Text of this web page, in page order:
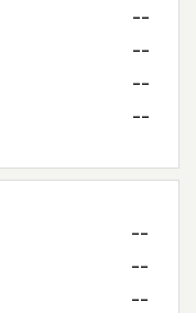
--
--
--
--
--
--
--